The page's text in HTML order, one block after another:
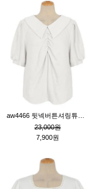
23,000원
7,900원